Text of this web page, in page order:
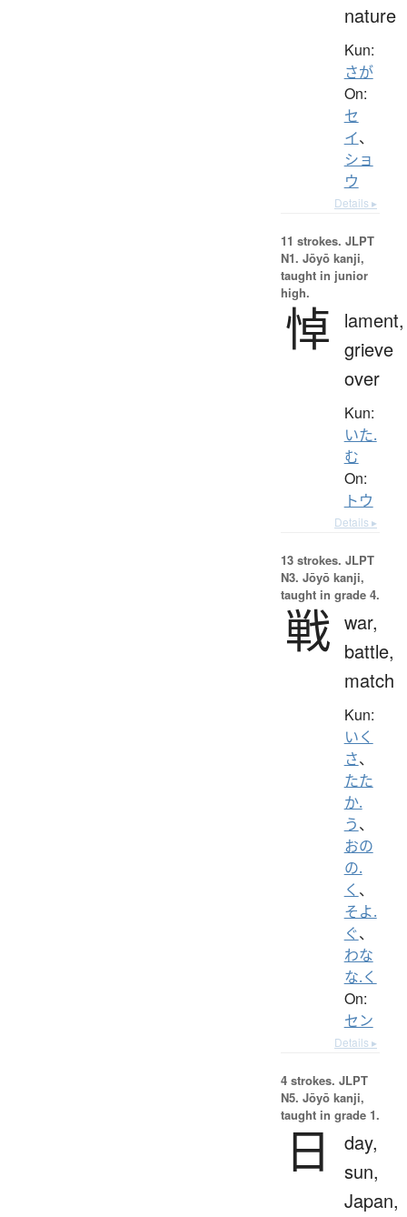
nature
Kun:
さが
On:
セ
イ、
ショ
ウ
Details ▸
11 strokes. JLPT
N1. Jōyō kanji,
taught in junior
high.
悼
lament,
grieve
over
Kun:
いた.
む
On:
トウ
Details ▸
13 strokes. JLPT
N3. Jōyō kanji,
taught in grade 4.
戦 war,
battle,
match
Kun:
いく
さ、
たた
か.
う、
おの
の.
く 、
そよ.
ぐ、
わな
な.く
On:
セン
Details ▸
4 strokes. JLPT
N5. Jōyō kanji,
taught in grade 1.
日
day,
sun,
Japan,